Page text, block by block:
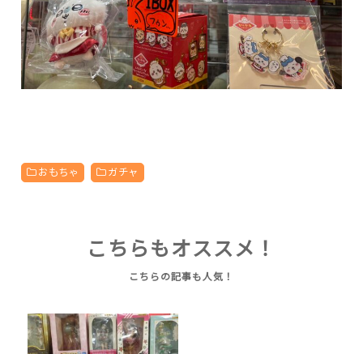
おもちゃ ガチャ
こちらもオススメ！